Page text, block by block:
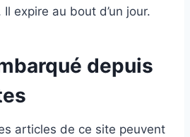
expire au bout d’un jour.
depuis
articles de ce site peuvent